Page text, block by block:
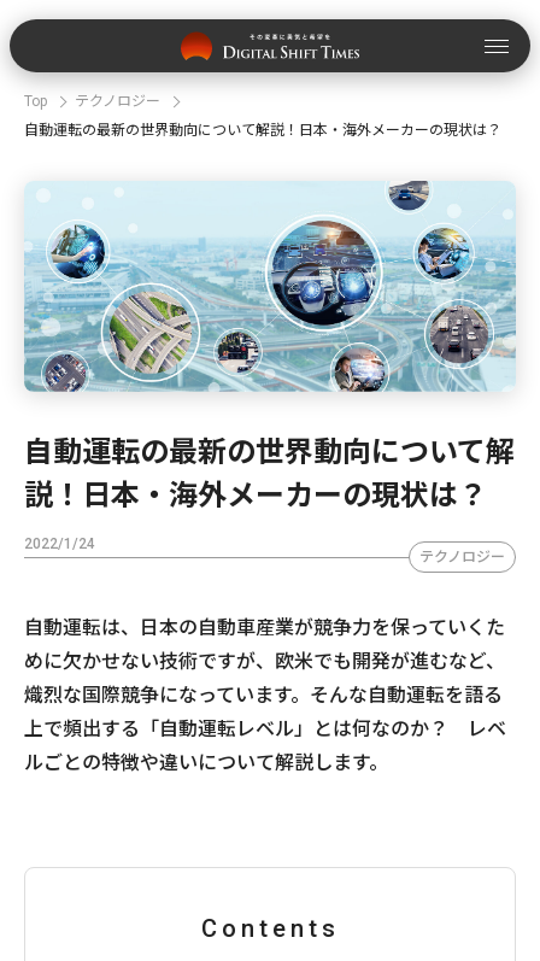
Top
テクノロジー
自動運転の最新の世界動向について解説！日本・海外メーカーの現状は？
自動運転の最新の世界動向について解
説！日本・海外メーカーの現状は？
2022/1/24
テクノロジー
自動運転は、日本の自動車産業が競争力を保っていくた
めに欠かせない技術ですが、欧米でも開発が進むなど、
熾烈な国際競争になっています。そんな自動運転を語る
上で頻出する「自動運転レベル」とは何なのか？ レベ
ルごとの特徴や違いについて解説します。
Contents